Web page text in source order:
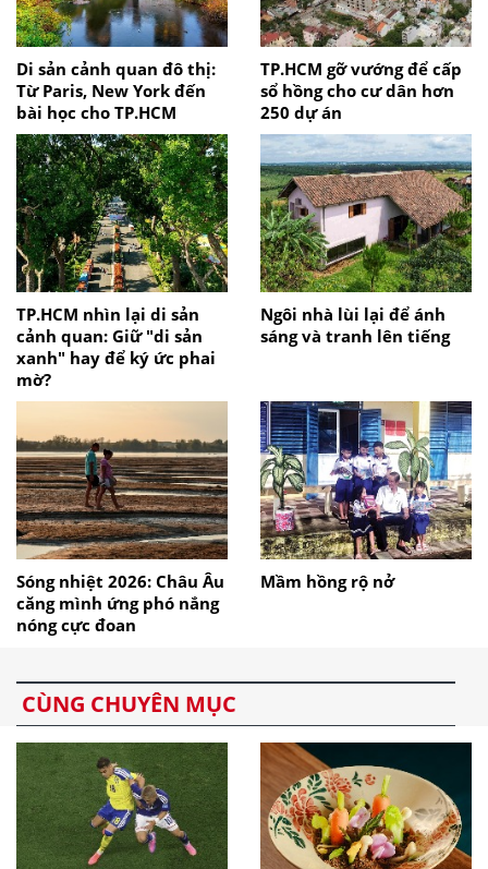
Di sản cảnh quan đô thị:
Từ Paris, New York đến
bài học cho TP.HCM
TP.HCM gỡ vướng để cấp
sổ hồng cho cư dân hơn
250 dự án
TP.HCM nhìn lại di sản
cảnh quan: Giữ "di sản
xanh" hay để ký ức phai
mờ?
Ngôi nhà lùi lại để ánh
sáng và tranh lên tiếng
Sóng nhiệt 2026: Châu Âu
căng mình ứng phó nắng
nóng cực đoan
Mầm hồng rộ nở
CÙNG CHUYÊN MỤC